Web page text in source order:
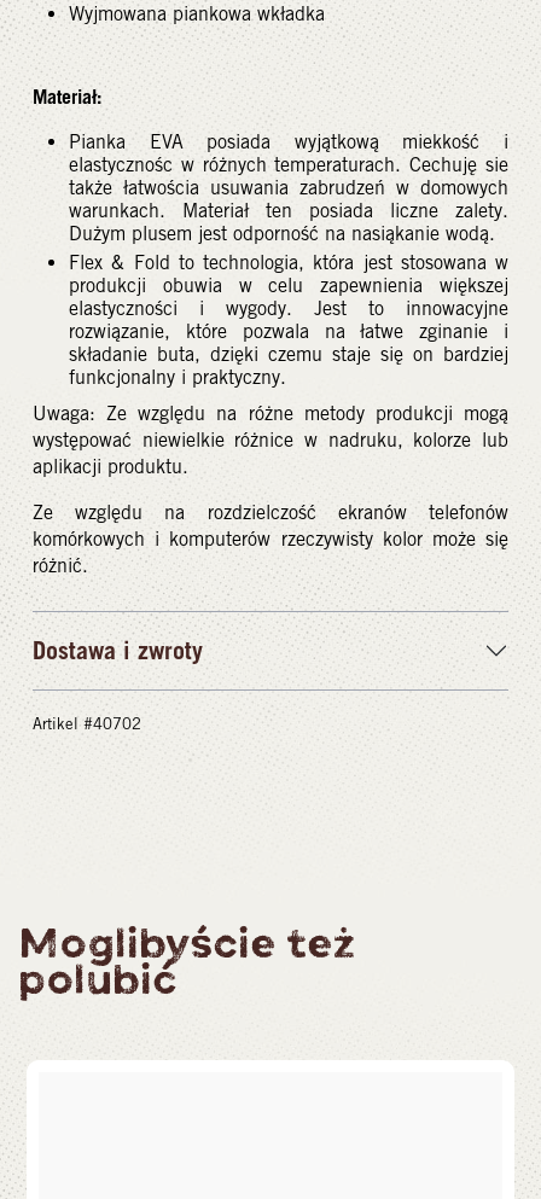
Wyjmowana piankowa wkładka
Materiał:
Pianka EVA posiada wyjątkową miekkość i
elastycznośc w różnych temperaturach. Cechuję sie
także łatwościa usuwania zabrudzeń w domowych
warunkach. Materiał ten posiada liczne zalety.
Dużym plusem jest odporność na nasiąkanie wodą.
Flex & Fold to technologia, która jest stosowana w
produkcji obuwia w celu zapewnienia większej
elastyczności i wygody. Jest to innowacyjne
rozwiązanie, które pozwala na łatwe zginanie i
składanie buta, dzięki czemu staje się on bardziej
funkcjonalny i praktyczny.
Uwaga: Ze względu na różne metody produkcji mogą
występować niewielkie różnice w nadruku, kolorze lub
aplikacji produktu.
Ze względu na rozdzielczość ekranów telefonów
komórkowych i komputerów rzeczywisty kolor może się
różnić.
Dostawa i zwroty
Artikel #40702
Moglibyście też
polubić